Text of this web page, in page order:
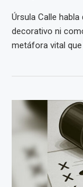
Úrsula Calle
decorativo ni
metáfora vital que